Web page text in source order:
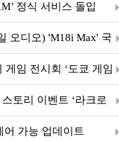
정식 서비스 돌입
오디오) 'M18i Max' 국
임 전시회 ‘도쿄 게임
토리 이벤트 ‘라크로
시!
어 가능 업데이트